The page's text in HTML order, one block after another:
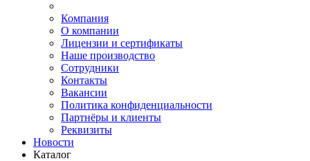
Компания
О компании
Лицензии и сертификаты
Наше производство
Сотрудники
Контакты
Вакансии
Политика конфиденциальности
Партнёры и клиенты
Реквизиты
Новости
Каталог